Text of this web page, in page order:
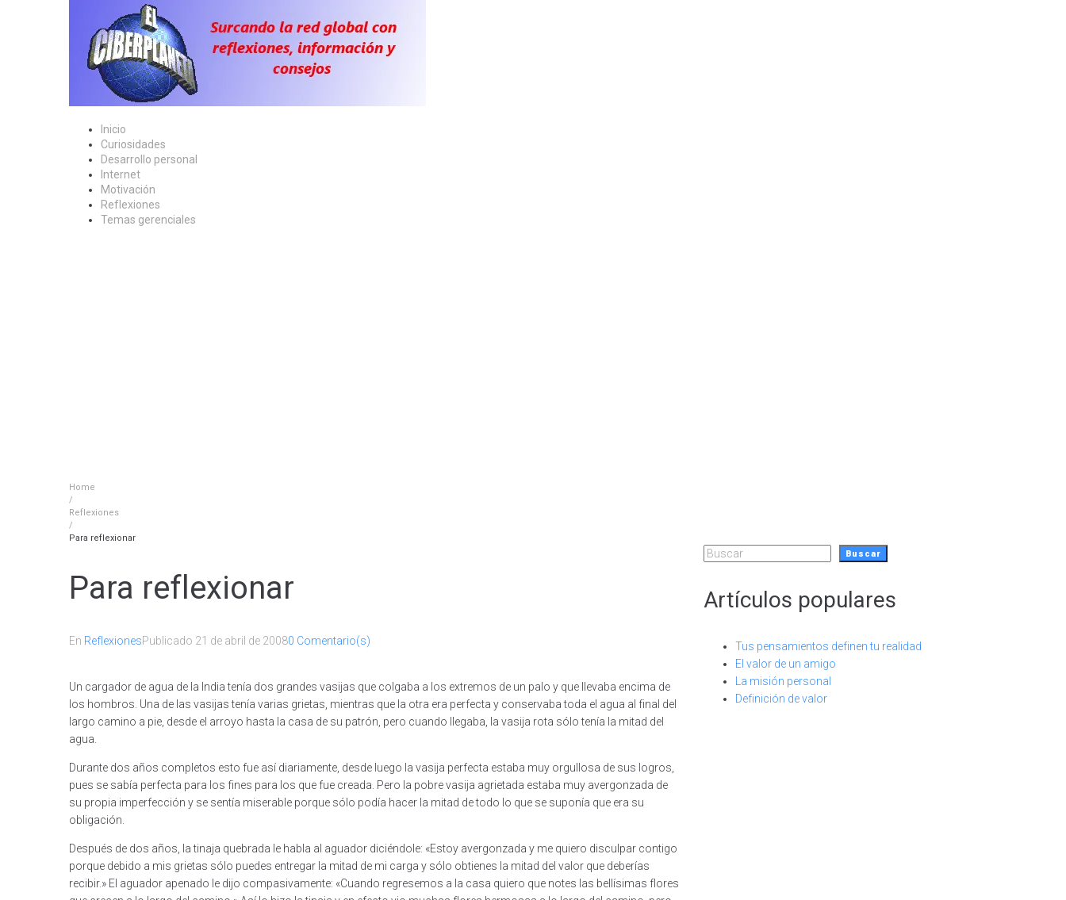
Inicio
Curiosidades
Desarrollo personal
Internet
Motivación
Reflexiones
Temas gerenciales
Home
/
Reflexiones
/
Para reflexionar
Para reflexionar
En ReflexionesPublicado 21 de abril de 20080 Comentario(s)
Un cargador de agua de la India tenía dos grandes vasijas que colgaba a los extremos de un palo y que llevaba encima de
los hombros. Una de las vasijas tenía varias grietas, mientras que la otra era perfecta y conservaba toda el agua al final del
largo camino a pie, desde el arroyo hasta la casa de su patrón, pero cuando llegaba, la vasija rota sólo tenía la mitad del
agua.
Durante dos años completos esto fue así diariamente, desde luego la vasija perfecta estaba muy orgullosa de sus logros,
pues se sabía perfecta para los fines para los que fue creada. Pero la pobre vasija agrietada estaba muy avergonzada de
su propia imperfección y se sentía miserable porque sólo podía hacer la mitad de todo lo que se suponía que era su
obligación.
Después de dos años, la tinaja quebrada le habla al aguador diciéndole: «Estoy avergonzada y me quiero disculpar contigo
porque debido a mis grietas sólo puedes entregar la mitad de mi carga y sólo obtienes la mitad del valor que deberías
recibir.» El aguador apenado le dijo compasivamente: «Cuando regresemos a la casa quiero que notes las bellísimas flores
Buscar Buscar
Artículos populares
Tus pensamientos definen tu realidad
El valor de un amigo
La misión personal
Definición de valor